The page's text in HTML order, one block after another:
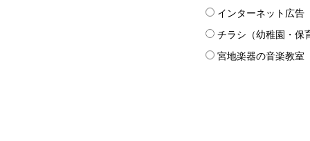
インターネット広告
チラシ（幼稚園・保
宮地楽器の音楽教室